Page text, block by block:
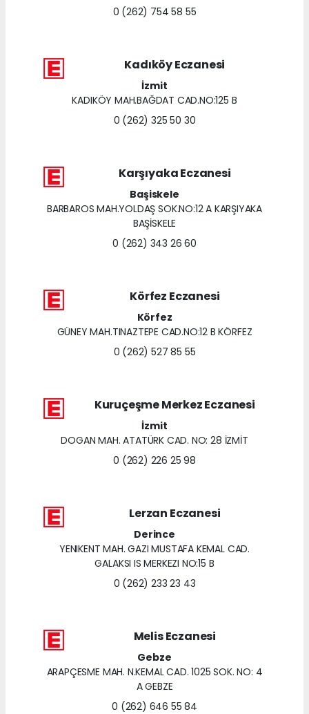
0 (262) 754 58 55
Kadıköy Eczanesi
İzmit
KADIKÖY MAH.BAĞDAT CAD.NO:125 B
0 (262) 325 50 30
Karşıyaka Eczanesi
Başiskele
BARBAROS MAH.YOLDAŞ SOK.NO:12 A KARŞIYAKA
BAŞİSKELE
0 (262) 343 26 60
Körfez Eczanesi
Körfez
GÜNEY MAH.TINAZTEPE CAD.NO:12 B KÖRFEZ
0 (262) 527 85 55
Kuruçeşme Merkez Eczanesi
İzmit
DOGAN MAH. ATATÜRK CAD. NO: 28 İZMİT
0 (262) 226 25 98
Lerzan Eczanesi
Derince
YENIKENT MAH. GAZI MUSTAFA KEMAL CAD.
GALAKSI IS MERKEZI NO:15 B
0 (262) 233 23 43
Melis Eczanesi
Gebze
ARAPÇESME MAH. N.KEMAL CAD. 1025 SOK. NO: 4
A GEBZE
0 (262) 646 55 84